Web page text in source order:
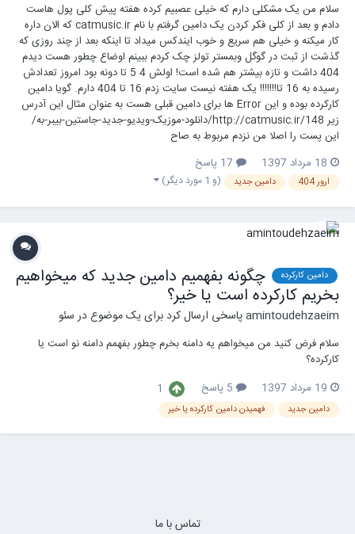
سلام من یک مشکلی دارم که خیلی عصبیم کرده هفته پیش کلی پول هاست
دادم و بعد از کلی فکر کردن یک دامین گرفتم با نام catmusic.ir که الان داره
کار میکنه و خیلی هم سریع و خوب ایندکس میداد تا اینکه بعد از چند روزی که
گذشت از ثبت در گوگل وبمستر تولز چک کردم ببینم اوضاع چطور هست دیدم
404 داشت و تازه بیشتر هم شده است! اولش 4 5 تا دونه بود امروز تعدادش
رسیده به 16 تا!!!!!!! یک هفته نیست سایت زدم 16 تا 404 دارم. گویا دامین
کارکرده بوده و این Error ها برای دامین قبلی هست به عنوان مثال این آدرس
زیر http://catmusic.ir/148/دانلود-موزیک-ویدیو-جدید-جاستین-بیبر-به/
این پست را اصلا من نزدم مربوط به صاح
18 مرداد 1397
ارور 404 دامین جدید (و 1 مورد دیگر)
دامین کارکرده چگونه بفهمیم دامین جدید که میخواهیم
بخریم کارکرده است یا خیر؟
amintoudehzaeimپاسخی ارسال کرد برای یک موضوع در سئو
سلام فرض کنید من میخواهم یه دامنه بخرم چطور بفهمم دامنه نو است یا
کارکرده؟
19 مرداد 1397
1
دامین جدید فهمیدن دامین کارکرده یا خیر
تماس با ما